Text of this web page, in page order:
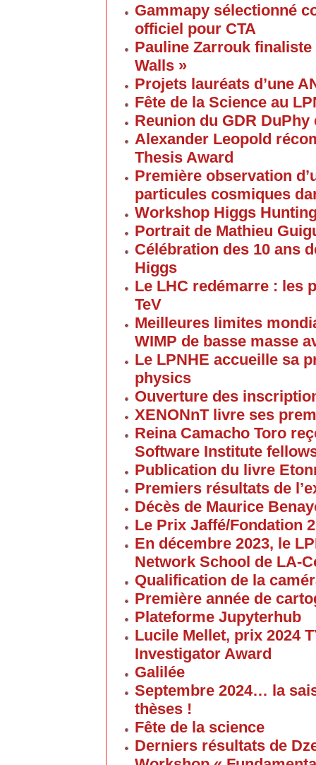
Gammapy sélectionné
officiel pour CTA
Pauline Zarrouk
Walls »
Projets lauréats d’une
Fête de la Science au
Reunion du GDR DuPhy
Alexander Leopold
Thesis Award
Première observation
particules cosmiques
Workshop Higgs
Portrait de Mathieu
Célébration des 10 ans
Higgs
Le LHC redémarre : les
TeV
Meilleures limites
WIMP de basse masse
Le LPNHE accueille sa
physics
Ouverture des
XENONnT livre ses
Reina Camacho Toro
Software Institute
Publication du livre
Premiers résultats de
Décès de Maurice
Le Prix Jaffé/Fondation
En décembre 2023, le
Network School de LA-
Qualification de la
Première année de
Plateforme Jupyterhub
Lucile Mellet, prix 2024
Investigator Award
Galilée
Septembre 2024… la
thèses !
Fête de la science
Derniers résultats de